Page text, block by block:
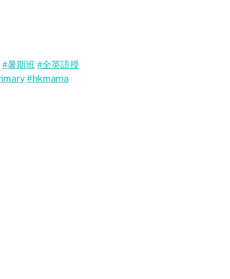
#暑期班 #全英語授
#hkmama